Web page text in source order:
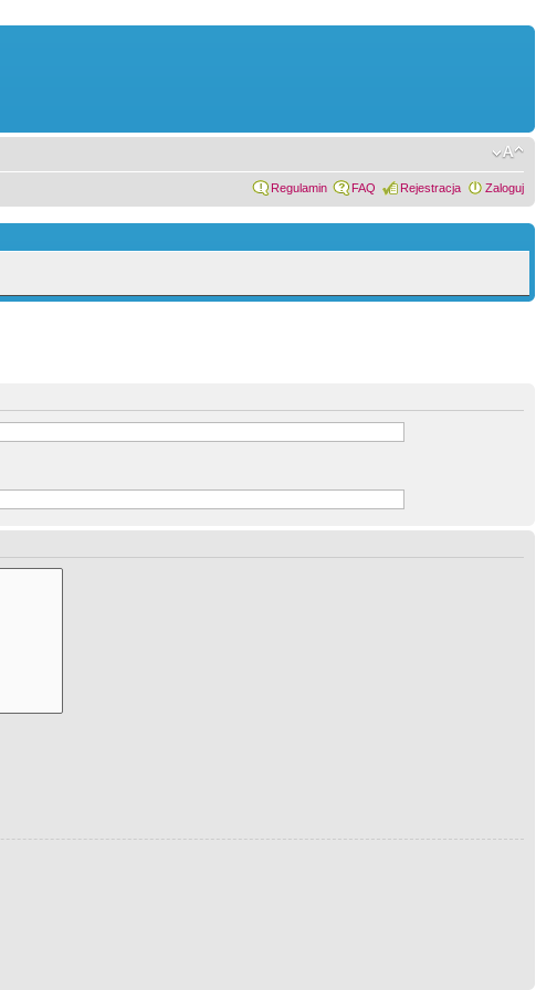
Regulamin FAQ Rejestracja Zaloguj